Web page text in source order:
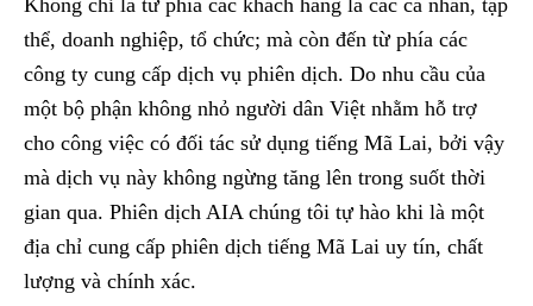
Không chỉ là từ phía các khách hàng là các cá nhân, tập
thể, doanh nghiệp, tổ chức; mà còn đến từ phía các
công ty cung cấp dịch vụ phiên dịch. Do nhu cầu của
một bộ phận không nhỏ người dân Việt nhằm hỗ trợ
cho công việc có đối tác sử dụng tiếng Mã Lai, bởi vậy
mà dịch vụ này không ngừng tăng lên trong suốt thời
gian qua. Phiên dịch AIA chúng tôi tự hào khi là một
địa chỉ cung cấp phiên dịch tiếng Mã Lai uy tín, chất
lượng và chính xác.